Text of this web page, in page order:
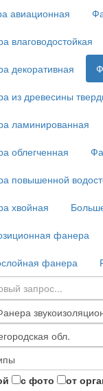
авиационная
влаговодостойкая
декоративная
из древесины
ламинированная
облегченная
повышенной
хвойная
фанера
фанера
с фото от